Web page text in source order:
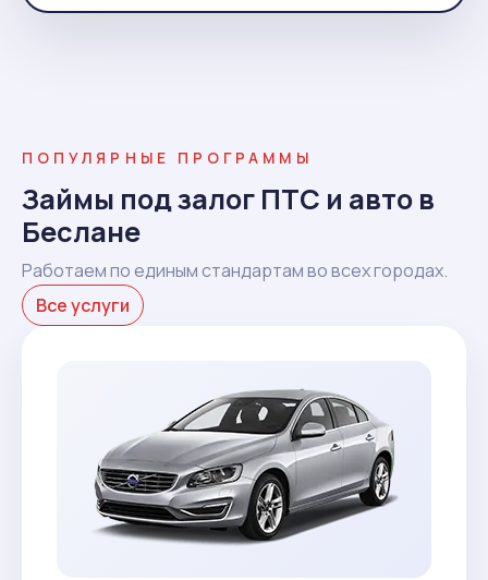
ПОПУЛЯРНЫЕ ПРОГРАММЫ
Займы под залог ПТС и авто в
Беслане
Работаем по единым стандартам во всех городах.
Все услуги